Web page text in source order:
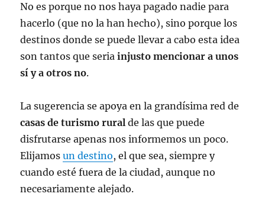
No es porque no nos haya pagado nadie para
hacerlo (que no la han hecho), sino porque los
destinos donde se puede llevar a cabo esta idea
son tantos que seriainjusto mencionar a unos
sí y a otros no.
La sugerencia se apoya en la grandísima red de
casas de turismo rural de las que puede
disfrutarse apenas nos informemos un poco.
Elijamosun destino, el que sea, siempre y
cuando esté fuera de la ciudad, aunque no
necesariamente alejado.